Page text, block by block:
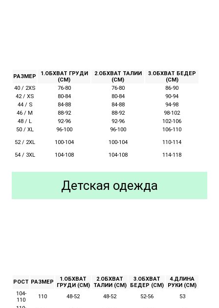
РАЗМЕР
1.ОБХВАТ ГРУДИ
(СМ)
2.ОБХВАТ ТАЛИИ
(СМ)
3.ОБХВАТ БЕДЕР
(СМ)
40 / 2XS
76-80 76-80
86-90
42 / XS
80-84 80-84
90-94
44 / S
84-88 84-88
94-98
46 / M
88-92 88-92
98-102
48 / L
92-96 92-96
102-106
50 / XL
96-100 96-100
106-110
52 / 2XL
100-104 100-104
110-114
54 / 3XL
104-108 104-108 114-118
Детская одежда
РОСТ РАЗМЕР
1.ОБХВАТ
ГРУДИ (СМ)
2.ОБХВАТ
ТАЛИИ (СМ)
3.ОБХВАТ
БЕДЕР (СМ)
4.ДЛИНА
РУКИ (СМ)
104-
110
110 48-52 48-52 52-56
53